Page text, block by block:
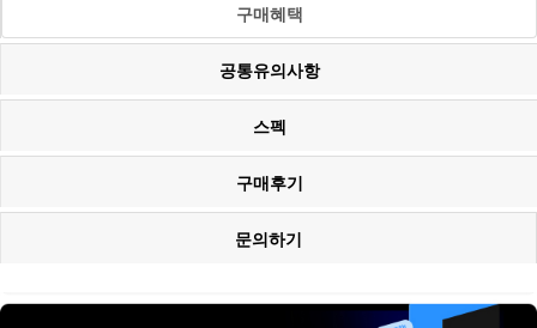
구매혜택
공통유의사항
스펙
구매후기
문의하기